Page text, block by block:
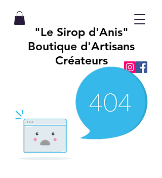
"Le Sirop d'Anis"
Boutique d'Artisans
Créateurs